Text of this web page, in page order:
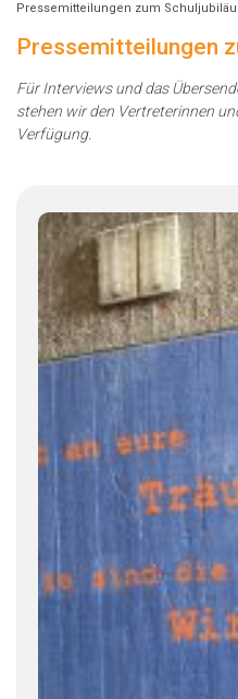
Pressemitteilungen zum
Pressemitteilungen
Für Interviews und das
stehen wir den Vertreterinnen
Verfügung.